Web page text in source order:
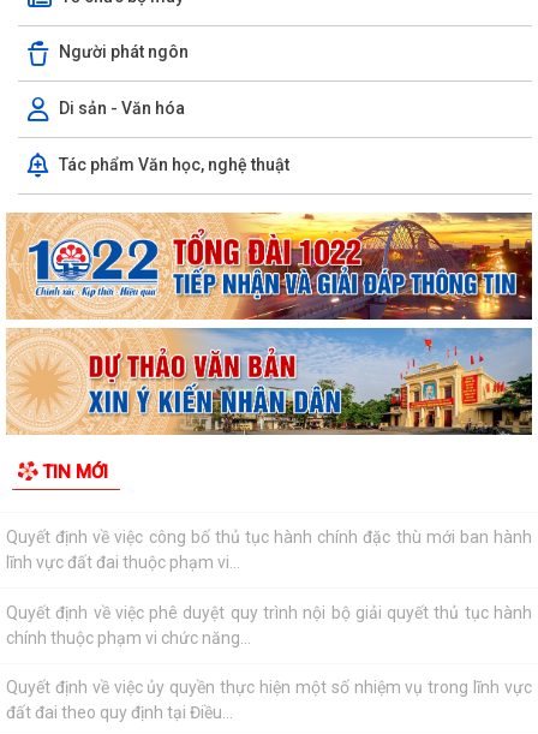
Người phát ngôn
Di sản - Văn hóa
Tác phẩm Văn học, nghệ thuật
TIN MỚI
Phượng năm 2026
Những chương trình tín dụng ưu đãi hỗ trợ học sinh, sinh viên trên địa
bàn phường Dương Kinh
họp chuyên đề năm 2026) HĐND phường...
Công đoàn phường Dương Kinh công bố quyết định kết nạp đoàn viên,
thành lập 05 công đoàn cơ sở mới
Lãnh đạo phường Dương Kinh kiểm tra công tác điều tra, khảo sát, đo
đạc, kiểm đếm phục vụ Dự án...
Ban Kinh tế - Ngân sách HĐND phường Dương Kinh khảo sát các dự án
dự kiến Kế hoạch đầu tư công năm...
hành, được sửa đổi, bổ sung và bị...
lĩnh vực đất đai thuộc phạm vi...
chính thuộc phạm vi chức năng...
đất đai theo quy định tại Điều...